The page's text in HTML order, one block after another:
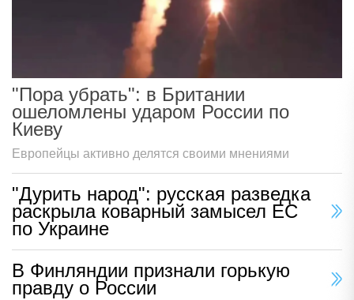
"Пора убрать": в Британии
ошеломлены ударом России по
Киеву
Европейцы активно делятся своими мнениями
"Дурить народ": русская разведка
раскрыла коварный замысел ЕС
по Украине
В Финляндии признали горькую
правду о России